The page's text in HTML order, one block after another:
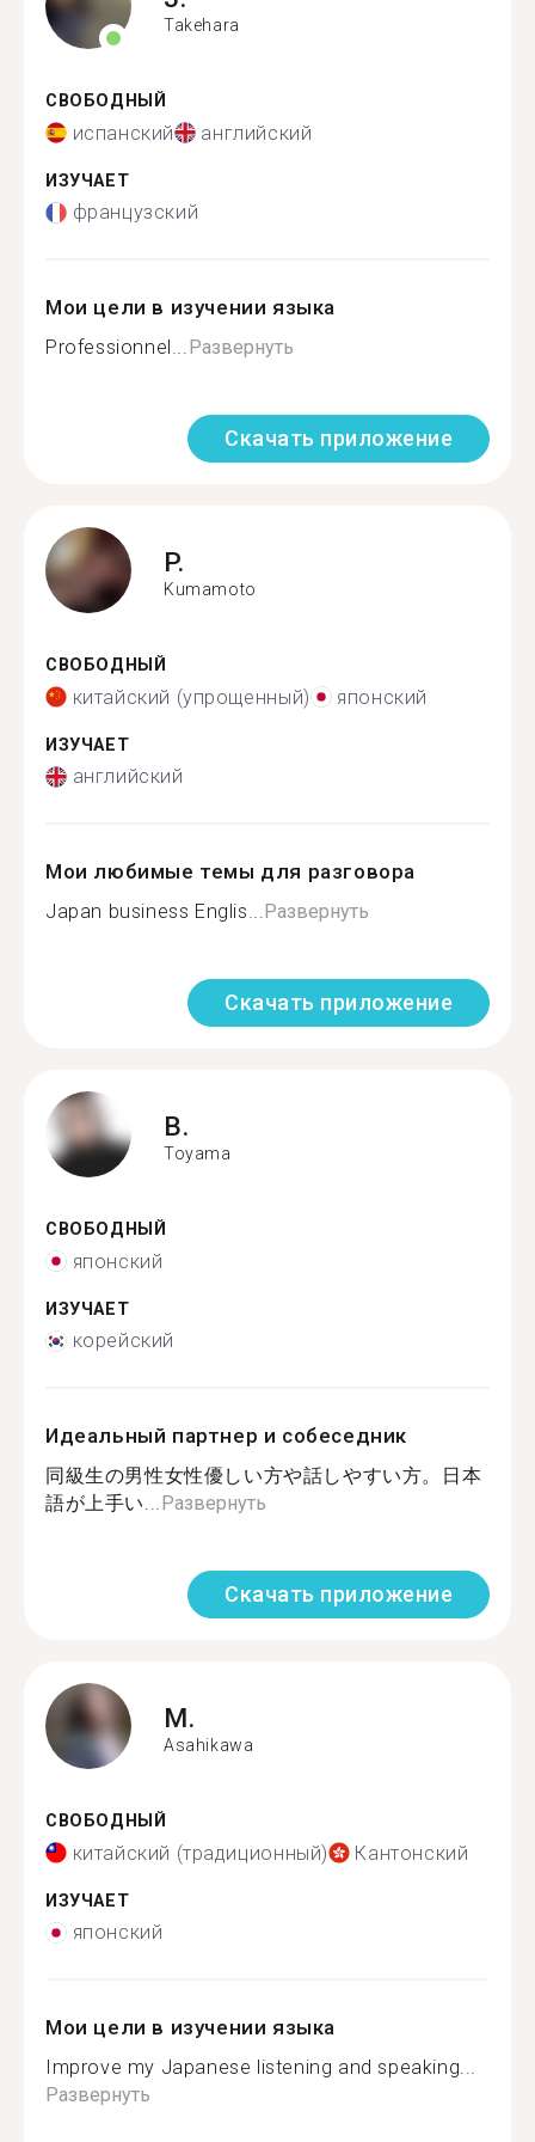
Takehara
СВОБОДНЫЙ
испанский английский
ИЗУЧАЕТ
французский
Мои цели в изучении языка
Professionnel...Развернуть
Скачать приложение
P.
Kumamoto
СВОБОДНЫЙ
китайский (упрощенный) японский
ИЗУЧАЕТ
английский
Мои любимые темы для разговора
Japan business Englis...Развернуть
Скачать приложение
B.
Toyama
СВОБОДНЫЙ
японский
ИЗУЧАЕТ
корейский
Идеальный партнер и собеседник
同級生の男性女性優しい方や話しやすい方。日本
語が上手い...Развернуть
Скачать приложение
M.
Asahikawa
СВОБОДНЫЙ
китайский (традиционный) Кантонский
ИЗУЧАЕТ
японский
Мои цели в изучении языка
Improve my Japanese listening and speaking...
Развернуть